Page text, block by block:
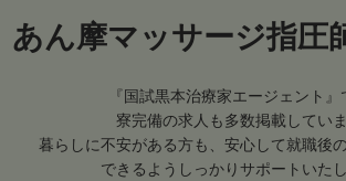
あん摩マッサージ指圧
『国試黒本治療家エージェント』
寮完備の求人も多数掲載していま
暮らしに不安がある方も、安心して就職後
できるようしっかりサポートいたし